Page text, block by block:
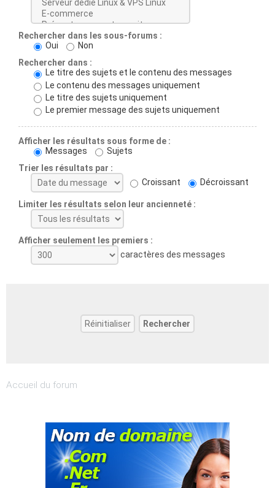
Rechercher dans les sous-forums :
Oui
Non
Rechercher dans :
Le titre des sujets et le contenu des messages
Le contenu des messages uniquement
Le titre des sujets uniquement
Le premier message des sujets uniquement
Afficher les résultats sous forme de :
Messages
Sujets
Trier les résultats par :
Croissant
Décroissant
Limiter les résultats selon leur ancienneté :
Afficher seulement les premiers :
caractères des messages
Accueil du forum